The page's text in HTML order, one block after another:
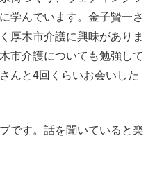
学んでいます。金子賢一さ
厚木市介護に興味がありま
市介護についても勉強して
んと4回くらいお会いした
です。話を聞いていると楽